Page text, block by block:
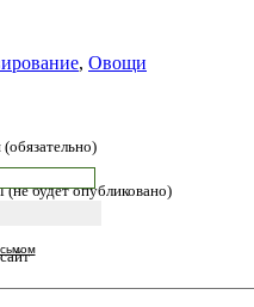
, Овощи
(не будет опубликовано)